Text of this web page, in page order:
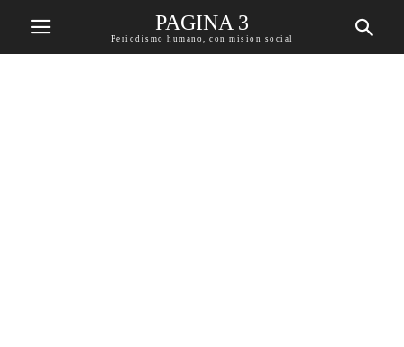
PAGINA 3
Periodismo humano, con mision social